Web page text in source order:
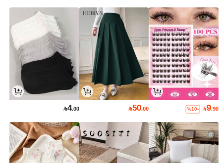
9.90
%10-
50.00
4.00